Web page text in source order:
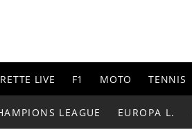
LIVE F1 MOTO TENNIS
LEAGUE EUROPA L.